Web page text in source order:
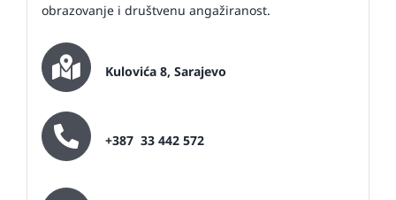
obrazovanje i društvenu angažiranost.
Kulovića 8, Sarajevo
+387 33 442 572